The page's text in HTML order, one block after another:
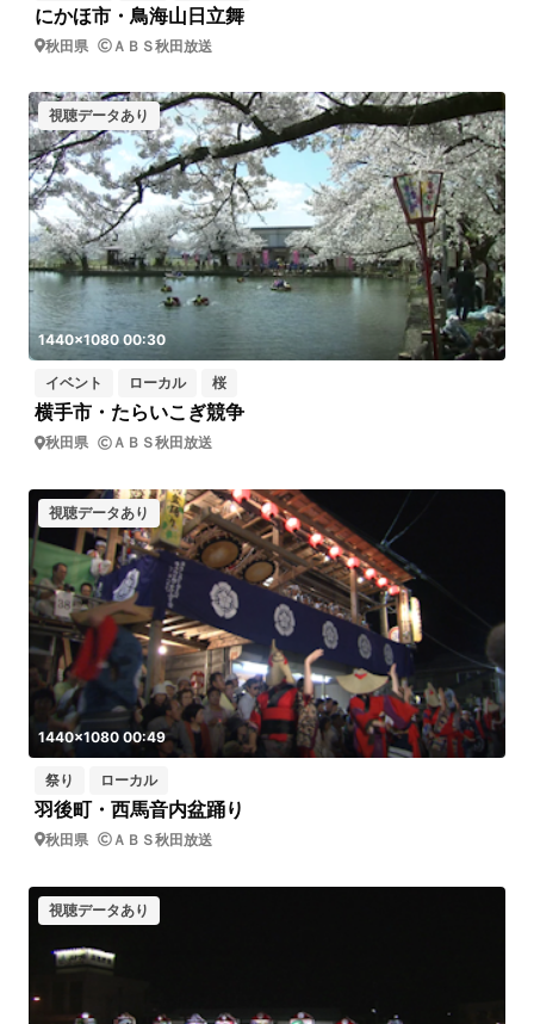
にかほ市・鳥海山日立舞
秋田県 ＡＢＳ秋田放送
視聴データあり
1440x1080 00:30
イベント ローカル 桜
横手市・たらいこぎ競争
秋田県 ＡＢＳ秋田放送
視聴データあり
1440x1080 00:49
祭り ローカル
羽後町・西馬音内盆踊り
秋田県 ＡＢＳ秋田放送
視聴データあり